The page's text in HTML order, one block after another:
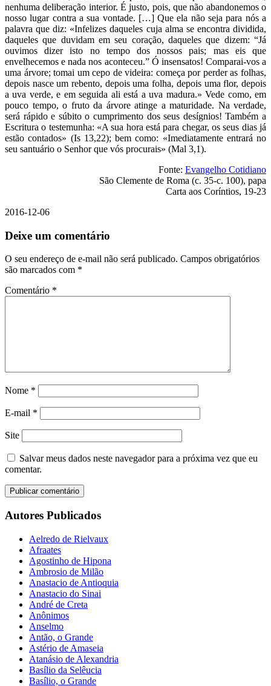
nenhuma deliberação interior. É justo, pois, que não abandonemos o
nosso lugar contra a sua vontade. […] Que ela não seja para nós a
palavra que diz: «Infelizes daqueles cuja alma se encontra dividida,
daqueles que duvidam em seu coração, daqueles que dizem: “Já
ouvimos dizer isto no tempo dos nossos pais; mas eis que
envelhecemos e nada nos aconteceu.” Ó insensatos! Comparai-vos a
uma árvore; tomai um cepo de videira: começa por perder as folhas,
depois nasce um rebento, depois uma folha, depois uma flor, depois
a uva verde, e em seguida ali está a uva madura.» Vede como, em
pouco tempo, o fruto da árvore atinge a maturidade. Na verdade,
será rápido e súbito o cumprimento dos seus desígnios! Também a
Escritura o testemunha: «A sua hora está para chegar, os seus dias já
estão contados» (Is 13,22); bem como: «Imediatamente entrará no
seu santuário o Senhor que vós procurais» (Mal 3,1).
Fonte: Evangelho Cotidiano
São Clemente de Roma (c. 35-c. 100), papa
Carta aos Coríntios, 19-23
2016-12-06
Deixe um comentário
O seu endereço de e-mail não será publicado. Campos obrigatórios
são marcados com *
Comentário *
Nome *
E-mail *
Site
Salvar meus dados neste navegador para a próxima vez que eu
comentar.
Autores Publicados
Aelredo de Rielvaux
Afraates
Agostinho de Hipona
Ambrosio de Milão
Anastacio de Antioquia
Anastacio do Sinai
André de Creta
Anônimos
Anselmo
Antão, o Grande
Astério de Amaseia
Atanásio de Alexandria
Basílio da Selêucia
Basílio, o Grande